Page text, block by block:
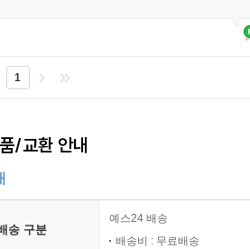
1
/교환 안내
송 구분
예스24 배송
배송비 : 무료배송